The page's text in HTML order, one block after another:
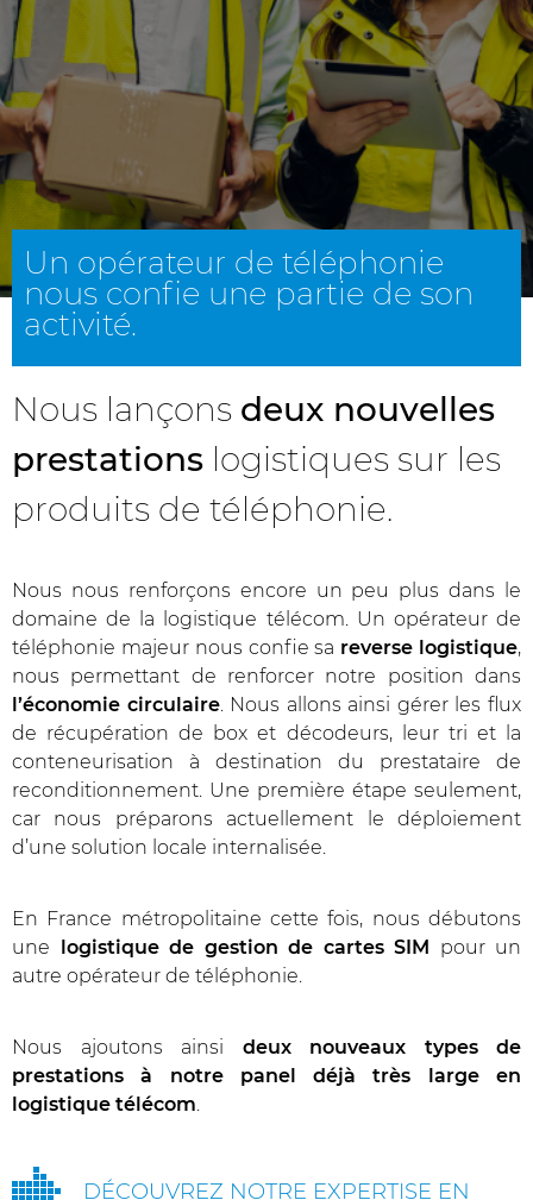
Un opérateur de téléphonie
nous confie une partie de son
activité.
Nous lançons deux nouvelles
prestations logistiques sur les
produits de téléphonie.
Nous nous renforçons encore un peu plus dans le
domaine de la logistique télécom. Un opérateur de
téléphonie majeur nous confie sa reverse logistique,
nous permettant de renforcer notre position dans
l’économie circulaire. Nous allons ainsi gérer les flux
de récupération de box et décodeurs, leur tri et la
conteneurisation à destination du prestataire de
reconditionnement. Une première étape seulement,
car nous préparons actuellement le déploiement
d’une solution locale internalisée.
En France métropolitaine cette fois, nous débutons
une logistique de gestion de cartes SIM pour un
autre opérateur de téléphonie.
Nous ajoutons ainsi deux nouveaux types de
prestations à notre panel déjà très large en
logistique télécom.
DÉCOUVREZ NOTRE EXPERTISE EN